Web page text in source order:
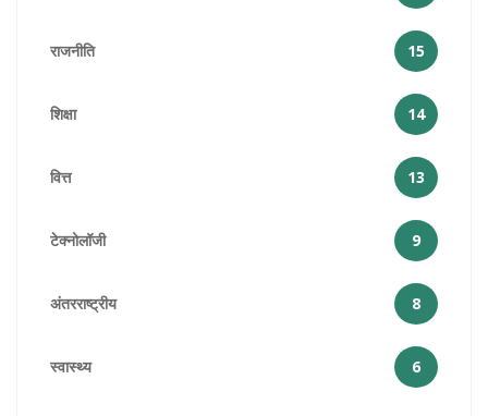
राजनीति 15
शिक्षा 14
वित्त 13
टेक्नोलॉजी 9
अंतरराष्ट्रीय 8
स्वास्थ्य 6